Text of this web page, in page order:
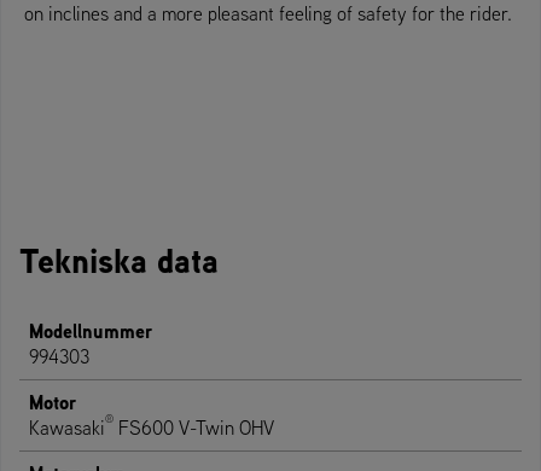
on inclines and a more pleasant feeling of safety for the rider.
Tekniska data
Modellnummer
994303
Motor
Kawasaki® FS600 V-Twin OHV